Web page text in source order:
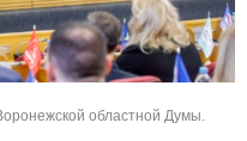
областной Думы.